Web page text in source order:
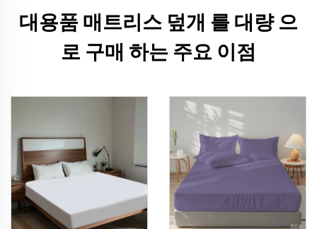
대용품 매트리스 덮개 를 대량 으
로 구매 하는 주요 이점